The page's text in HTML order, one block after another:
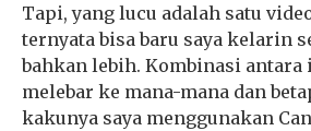
Tapi, yang lucu adalah satu
ternyata bisa baru saya kelarin
bahkan lebih. Kombinasi antara
melebar ke mana-mana dan
kakunya saya menggunakan